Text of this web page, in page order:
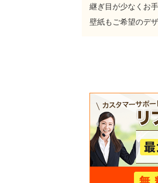
継ぎ目が少なくお
壁紙もご希望のデ